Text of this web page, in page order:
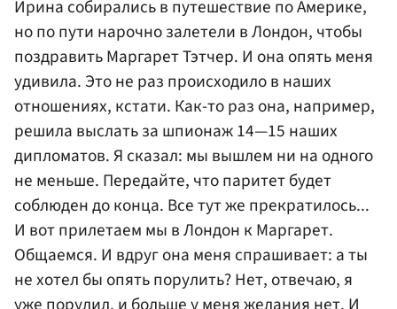
Ирина собирались в путешествие по Америке,
но по пути нарочно залетели в Лондон, чтобы
поздравить Маргарет Тэтчер. И она опять меня
удивила. Это не раз происходило в наших
отношениях, кстати. Как-то раз она, например,
решила выслать за шпионаж 14—15 наших
дипломатов. Я сказал: мы вышлем ни на одного
не меньше. Передайте, что паритет будет
соблюден до конца. Все тут же прекратилось...
И вот прилетаем мы в Лондон к Маргарет.
Общаемся. И вдруг она меня спрашивает: а ты
не хотел бы опять порулить? Нет, отвечаю, я